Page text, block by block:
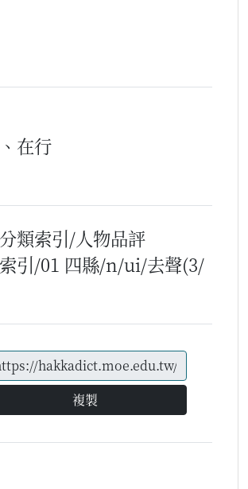
在行
類索引/人物品評
引/01 四縣/n/ui/去聲(3/
複製